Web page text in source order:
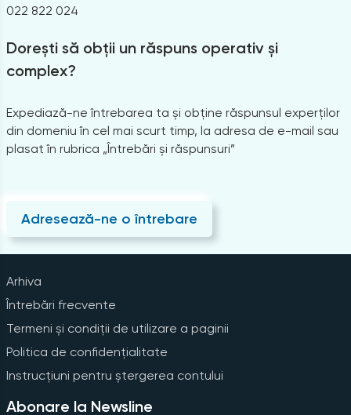
022 822 024
Dorești să obții un răspuns operativ și
complex?
Expediază-ne întrebarea ta și obține răspunsul experților
din domeniu în cel mai scurt timp, la adresa de e-mail sau
plasat în rubrica „Întrebări și răspunsuri”
Adresează-ne o întrebare
Arhiva
Întrebări frecvente
Termeni și condiții de utilizare a paginii
Politica de confidențialitate
Instrucțiuni pentru ștergerea contului
Abonare la Newsline